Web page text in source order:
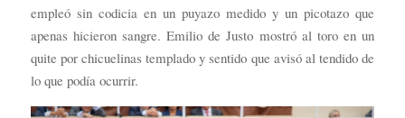
empleó sin codicia en un puyazo medido y un picotazo que
apenas hicieron sangre. Emilio de Justo mostró al toro en un
quite por chicuelinas templado y sentido que avisó al tendido de
lo que podía ocurrir.